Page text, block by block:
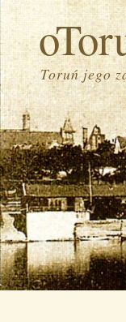
Toruń jego